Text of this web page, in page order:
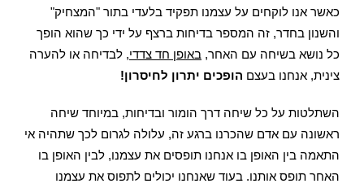
כאשר אנו לוקחים על עצמנו תפקיד בלעדי בתור "המצחיק"
והשנון בחדר, זה המספר בדיחות ברצף על ידי כך שהוא הופך
כל נושא בשיחה עם האחר, באופן חד צדדי, לבדיחה או להערה
צינית, אנחנו בעצם הופכים יתרון לחיסרון!
השתלטות על כל שיחה דרך הומור ובדיחות, במיוחד שיחה
ראשונה עם אדם שהכרנו ברגע זה, עלולה לגרום לכך שתהיה אי
התאמה בין האופן בו אנחנו תופסים את עצמנו, לבין האופן בו
האחר תופס אותנו. בעוד שאנחנו יכולים לתפוס את עצמנו